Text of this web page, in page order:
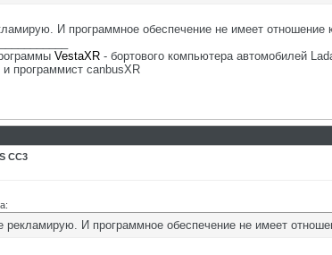
И программное обеспечение не имеет отношение
VestaXR - бортового компьютера автомобилей
и программист canbusXR
CC3
рекламирую. И программное обеспечение не имеет